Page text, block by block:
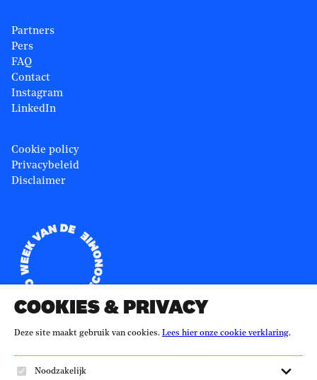
Partners
Pers
FAQ
Contact
Instagram
LinkedIn
Cookie policy
Privacybeleid
Disclaimer